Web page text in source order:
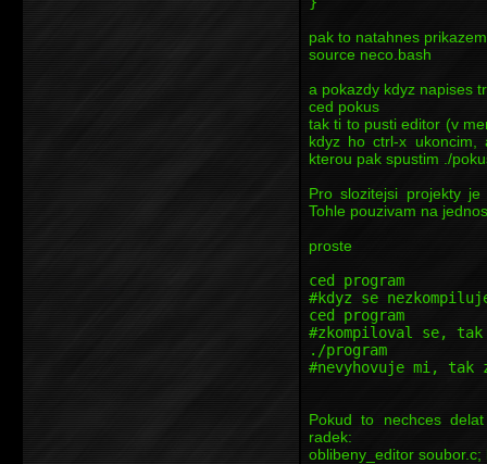
pak to natahnes prikazem
source neco.bash
a pokazdy kdyz napises
ced pokus
tak ti to pusti editor (v
kdyz ho ctrl-x ukoncim,
kterou pak spustim ./
Pro slozitejsi projekty
Tohle pouzivam na
proste
ced program
#kdyz se
ced program
#zkompiloval se, tak
./program
#nevyhovuje mi, tak
Pokud to nechces
radek:
oblibeny_editor